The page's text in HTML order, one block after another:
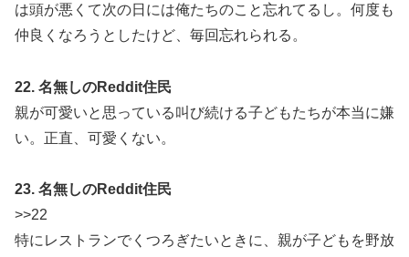
は頭が悪くて次の日には俺たちのこと忘れてるし。何度も
仲良くなろうとしたけど、毎回忘れられる。
22. 名無しのReddit住民
親が可愛いと思っている叫び続ける子どもたちが本当に嫌
い。正直、可愛くない。
23. 名無しのReddit住民
>>22
特にレストランでくつろぎたいときに、親が子どもを野放